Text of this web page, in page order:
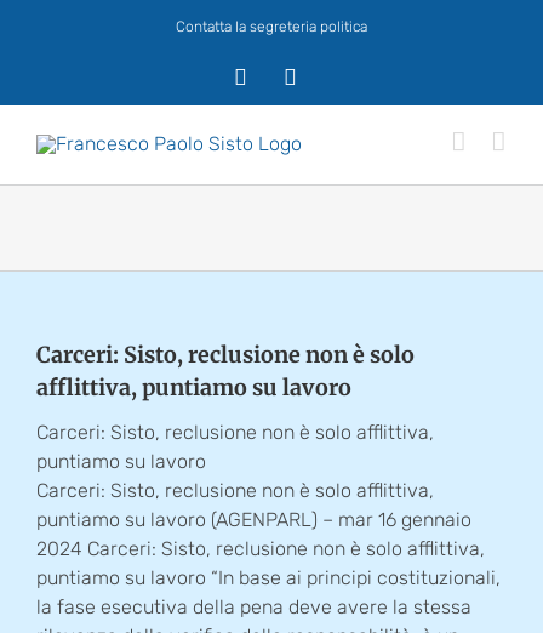
Contatta la segreteria politica
Carceri: Sisto, reclusione non è solo
afflittiva, puntiamo su lavoro
Carceri: Sisto, reclusione non è solo afflittiva,
puntiamo su lavoro
Carceri: Sisto, reclusione non è solo afflittiva,
puntiamo su lavoro (AGENPARL) – mar 16 gennaio
2024 Carceri: Sisto, reclusione non è solo afflittiva,
puntiamo su lavoro “In base ai principi costituzionali,
la fase esecutiva della pena deve avere la stessa